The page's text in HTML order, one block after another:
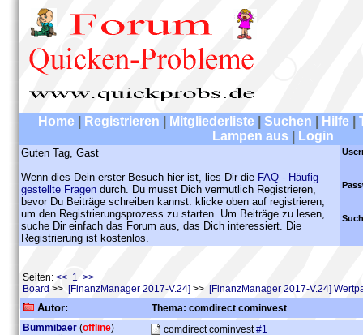
Home Registrieren Mitgliederliste Suchen Hilfe
Lampen aus
Login
Guten Tag, Gast
Wenn dies Dein erster Besuch hier ist, lies Dir die FAQ - Häufig
gestellte Fragen durch. Du musst Dich vermutlich Registrieren,
bevor Du Beiträge schreiben kannst: klicke oben auf registrieren,
um den Registrierungsprozess zu starten. Um Beiträge zu lesen,
suche Dir einfach das Forum aus, das Dich interessiert. Die
Registrierung ist kostenlos.
Seiten: << 1 >>
Board >> [FinanzManager 2017-V.24] >> [FinanzManager 2017-V.24]
Autor:
Thema: comdirect cominvest
Bummibaer (offline)
comdirect cominvest#1